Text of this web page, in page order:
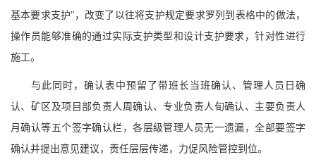
基本要求支护”，改变了以往将支护规定要求罗列到表格中的做法，
操作员能够准确的通过实际支护类型和设计支护要求，针对性进行
施工。
与此同时，确认表中预留了带班长当班确认、管理人员日确
认、矿区及项目部负责人周确认、专业负责人旬确认、主要负责人
月确认等五个签字确认栏，各层级管理人员无一遗漏，全部要签字
确认并提出意见建议，责任层层传递，力促风险管控到位。